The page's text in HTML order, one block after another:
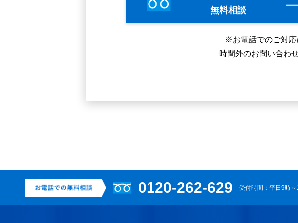
無料相談
※お電話でのご対応
時間外のお問い合わ
0120-262-629 受付時間：平日9時～